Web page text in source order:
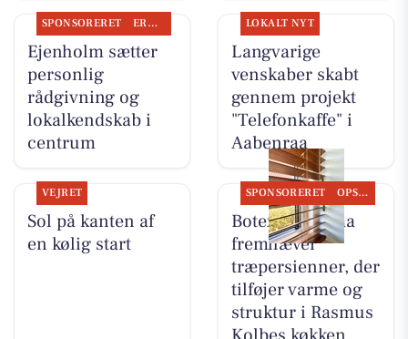
SPONSORERET ERHVERV
Ejenholm sætter
personlig
rådgivning og
lokalkendskab i
centrum
LOKALT NYT
Langvarige
venskaber skabt
gennem projekt
"Telefonkaffe" i
Aabenraa
VEJRET
Sol på kanten af
en kølig start
SPONSORERET OPSLAGSTAVLEN
Botex Aabenraa
fremhæver
træpersienner, der
tilføjer varme og
struktur i Rasmus